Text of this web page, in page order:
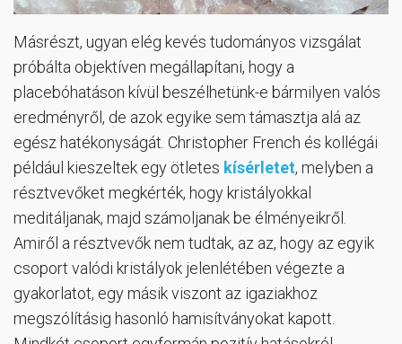
Másrészt, ugyan elég kevés tudományos vizsgálat
próbálta objektíven megállapítani, hogy a
placebóhatáson kívül beszélhetünk-e bármilyen valós
eredményről, de azok egyike sem támasztja alá az
egész hatékonyságát. Christopher French és kollégái
például kieszeltek egy ötletes kísérletet, melyben a
résztvevőket megkérték, hogy kristályokkal
meditáljanak, majd számoljanak be élményeikről.
Amiről a résztvevők nem tudtak, az az, hogy az egyik
csoport valódi kristályok jelenlétében végezte a
gyakorlatot, egy másik viszont az igaziakhoz
megszólításig hasonló hamisítványokat kapott.